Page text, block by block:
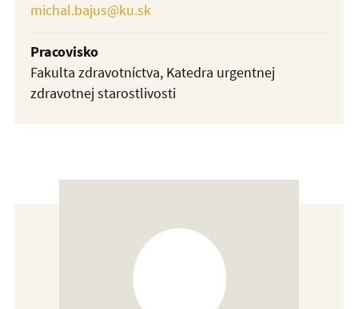
michal.bajus@ku.sk
Pracovisko
Fakulta zdravotníctva, Katedra urgentnej
zdravotnej starostlivosti